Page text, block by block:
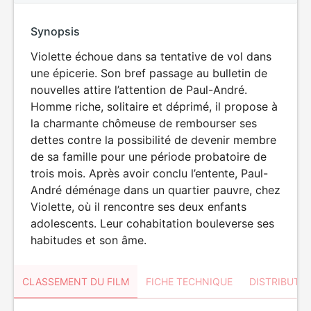
Synopsis
Violette échoue dans sa tentative de vol dans
une épicerie. Son bref passage au bulletin de
nouvelles attire l’attention de Paul-André.
Homme riche, solitaire et déprimé, il propose à
la charmante chômeuse de rembourser ses
dettes contre la possibilité de devenir membre
de sa famille pour une période probatoire de
trois mois. Après avoir conclu l’entente, Paul-
André déménage dans un quartier pauvre, chez
Violette, où il rencontre ses deux enfants
adolescents. Leur cohabitation bouleverse ses
habitudes et son âme.
CLASSEMENT DU FILM FICHE TECHNIQUE